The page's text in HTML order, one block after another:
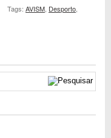
Tags: AVISM Desporto